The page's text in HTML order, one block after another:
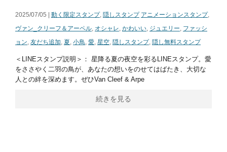
2025/07/05 | 動く限定スタンプ, 隠しスタンプ アニメーションスタンプ,
ヴァン_クリーフ＆アーペル, オシャレ, かわいい, ジュエリー, ファッシ
ョン, 友だち追加, 夏, 小鳥, 愛, 星空, 隠しスタンプ, 隠し無料スタンプ
＜LINEスタンプ説明＞： 星降る夏の夜空を彩るLINEスタンプ。愛
をささやく二羽の鳥が、あなたの想いをのせてはばたき、大切な
人との絆を深めます。ぜひVan Cleef & Arpe
続きを見る